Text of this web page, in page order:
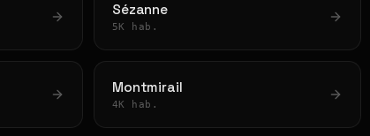
Sézanne
5K hab.
Montmirail
4K hab.